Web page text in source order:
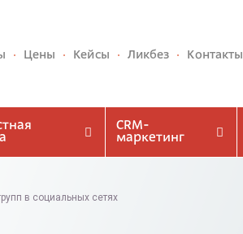
Цены Кейсы Ликбез Контакты
CRM-
маркетинг
в социальных сетях